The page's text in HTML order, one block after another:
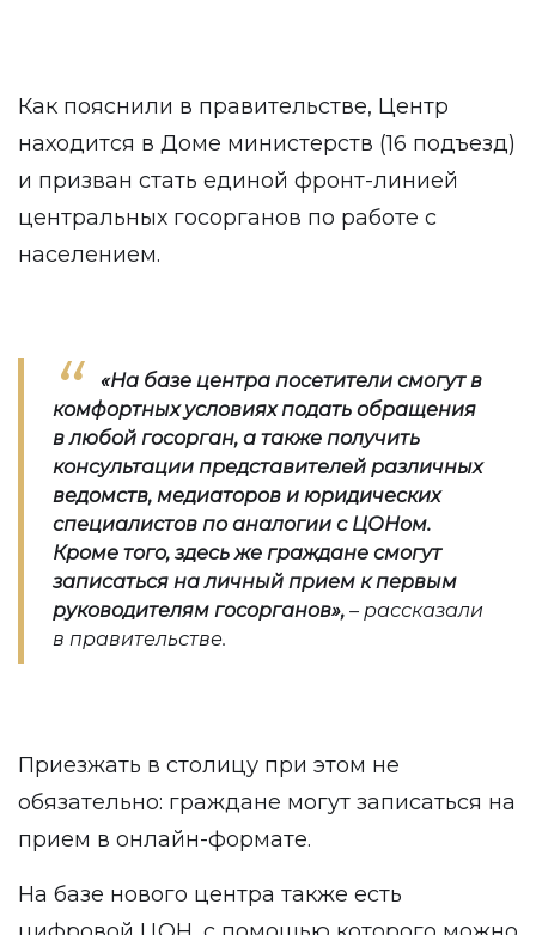
Как пояснили в правительстве, Центр
находится в Доме министерств (16 подъезд)
и призван стать единой фронт-линией
центральных госорганов по работе с
населением.
«На базе центра посетители смогут в
комфортных условиях подать обращения
в любой госорган, а также получить
консультации представителей различных
ведомств, медиаторов и юридических
специалистов по аналогии с ЦОНом.
Кроме того, здесь же граждане смогут
записаться на личный прием к первым
руководителям госорганов», – рассказали
в правительстве.
Приезжать в столицу при этом не
обязательно: граждане могут записаться на
прием в онлайн-формате.
На базе нового центра также есть